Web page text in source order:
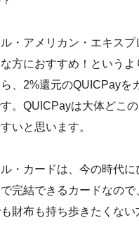
・アメリカン・エキス
方におすすめ！という
、2%還元のQUICPayを
。QUICPayは大体どこ
いと思います。
・カードは、今の時代に
完結できるカードなので
財布も持ち歩きたくない